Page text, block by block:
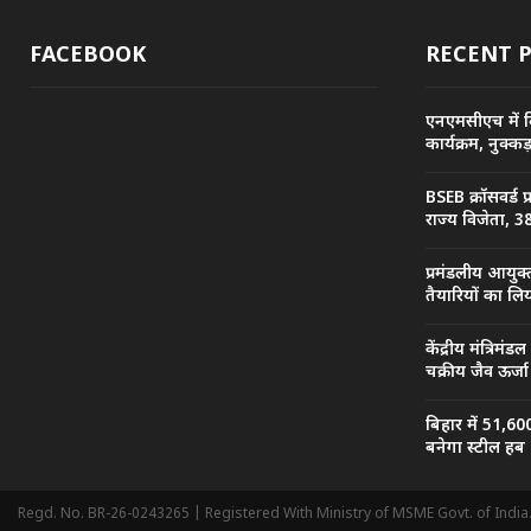
FACEBOOK RECENT
एनएमसीएच में
कार्यक्रम,
BSEB
राज्य विजेता,
प्रमंडलीय
तैयारियों का
केंद्रीय
चक्रीय जैव
बिहार में
बनेगा स्टील हब
Regd. No. BR-26-0243265 | Registered With Ministry of MSME Govt. of